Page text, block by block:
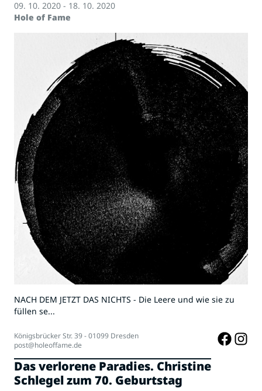
09. 10. 2020 - 18. 10. 2020
Hole of Fame
NACH DEM JETZT DAS NICHTS - Die Leere und wie sie zu
füllen se...
Königsbrücker Str. 39 - 01099 Dresden
post@holeoffame.de
Das verlorene Paradies. Christine
Schlegel zum 70. Geburtstag